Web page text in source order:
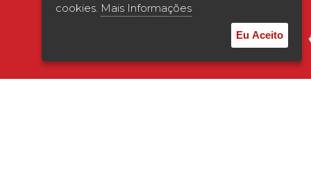
cookies. Mais Informações
Eu Aceito